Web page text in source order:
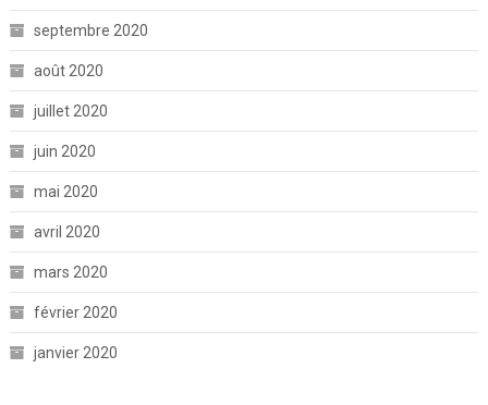
septembre 2020
août 2020
juillet 2020
juin 2020
mai 2020
avril 2020
mars 2020
février 2020
janvier 2020